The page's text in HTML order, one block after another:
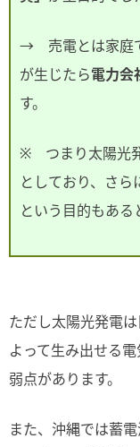
→ 売電とは家庭
が生じたら電力会
す。
※ つまり太陽光
としており、さ
という目的もある
ただし太陽光発電は
よって生み出せる電
弱点があります。
また、沖縄では蓄